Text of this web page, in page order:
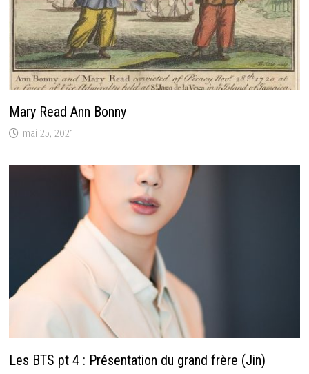
Mary Read Ann Bonny
mai 25, 2021
Les BTS pt 4 : Présentation du grand frère (Jin)